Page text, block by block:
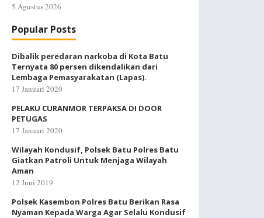
5 Agustus 2026
Popular Posts
Dibalik peredaran narkoba di Kota Batu
Ternyata 80 persen dikendalikan dari
Lembaga Pemasyarakatan (Lapas).
17 Januari 2020
PELAKU CURANMOR TERPAKSA DI DOOR
PETUGAS
17 Januari 2020
Wilayah Kondusif, Polsek Batu Polres Batu
Giatkan Patroli Untuk Menjaga Wilayah
Aman
12 Juni 2019
Polsek Kasembon Polres Batu Berikan Rasa
Nyaman Kepada Warga Agar Selalu Kondusif